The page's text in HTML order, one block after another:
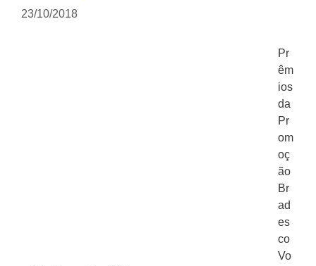
23/10/2018
Pr
êm
ios
da
Pr
om
oç
ão
Br
ad
es
co
Vo